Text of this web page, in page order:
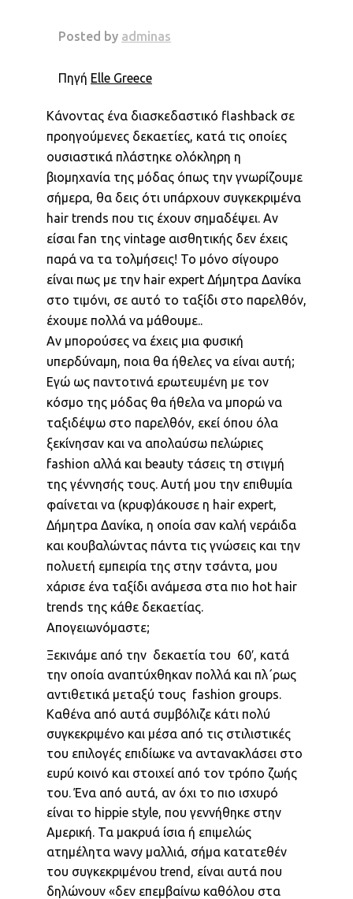
Πηγή Elle Greece
Κάνοντας ένα διασκεδαστικό flashback σε
προηγούμενες δεκαετίες, κατά τις οποίες
ουσιαστικά πλάστηκε ολόκληρη η
βιομηχανία της μόδας όπως την γνωρίζουμε
σήμερα, θα δεις ότι υπάρχουν συγκεκριμένα
hair trends που τις έχουν σημαδέψει. Αν
είσαι fan της vintage αισθητικής δεν έχεις
παρά να τα τολμήσεις! Το μόνο σίγουρο
είναι πως με την hair expert Δήμητρα Δανίκα
στο τιμόνι, σε αυτό το ταξίδι στο παρελθόν,
έχουμε πολλά να μάθουμε..
Αν μπορούσες να έχεις μια φυσική
υπερδύναμη, ποια θα ήθελες να είναι αυτή;
Εγώ ως παντοτινά ερωτευμένη με τον
κόσμο της μόδας θα ήθελα να μπορώ να
ταξιδέψω στο παρελθόν, εκεί όπου όλα
ξεκίνησαν και να απολαύσω πελώριες
fashion αλλά και beauty τάσεις τη στιγμή
της γέννησής τους. Αυτή μου την επιθυμία
φαίνεται να (κρυφ)άκουσε η hair expert,
Δήμητρα Δανίκα, η οποία σαν καλή νεράιδα
και κουβαλώντας πάντα τις γνώσεις και την
πολυετή εμπειρία της στην τσάντα, μου
χάρισε ένα ταξίδι ανάμεσα στα πιο hot hair
trends της κάθε δεκαετίας.
Απογειωνόμαστε;
Ξεκινάμε από την δεκαετία του 60′, κατά
την οποία αναπτύχθηκαν πολλά και πλ΄ρως
αντιθετικά μεταξύ τους fashion groups.
Καθένα από αυτά συμβόλιζε κάτι πολύ
συγκεκριμένο και μέσα από τις στιλιστικές
του επιλογές επιδίωκε να αντανακλάσει στο
ευρύ κοινό και στοιχεί από τον τρόπο ζωής
του. Ένα από αυτά, αν όχι το πιο ισχυρό
είναι το hippie style, που γεννήθηκε στην
Αμερική. Τα μακρυά ίσια ή επιμελώς
ατημέλητα wavy μαλλιά, σήμα κατατεθέν
του συγκεκριμένου trend, είναι αυτά που
δηλώνουν «δεν επεμβαίνω καθόλου στα